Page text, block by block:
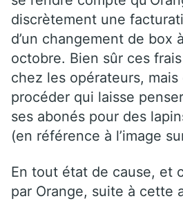
discrètement une
d’un changement de box
octobre. Bien sûr ces
chez les opérateurs, mais
procéder qui laisse
ses abonés pour des
(en référence à l’image
En tout état de cause, et
par Orange, suite à cette